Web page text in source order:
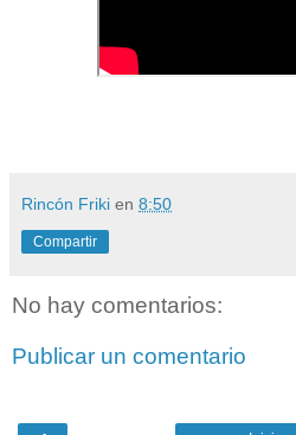
Rincón Friki en 8:50
Compartir
No hay comentarios:
Publicar un comentario